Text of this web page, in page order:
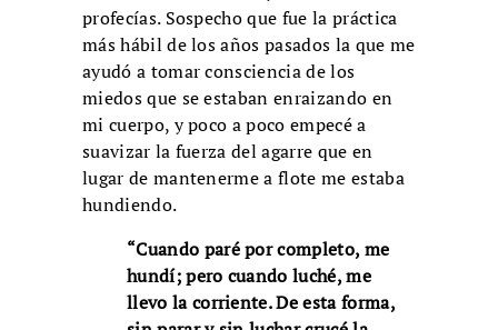
profecías. Sospecho que fue la práctica
más hábil de los años pasados la que me
ayudó a tomar consciencia de los
miedos que se estaban enraizando en
mi cuerpo, y poco a poco empecé a
suavizar la fuerza del agarre que en
lugar de mantenerme a flote me estaba
hundiendo.
“Cuando paré por completo, me
hundí; pero cuando luché, me
llevo la corriente. De esta forma,